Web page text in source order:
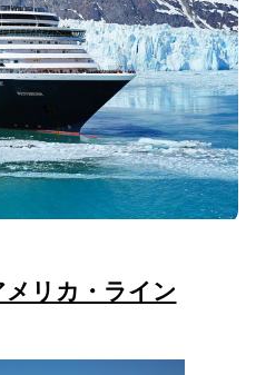
リカ・ライン